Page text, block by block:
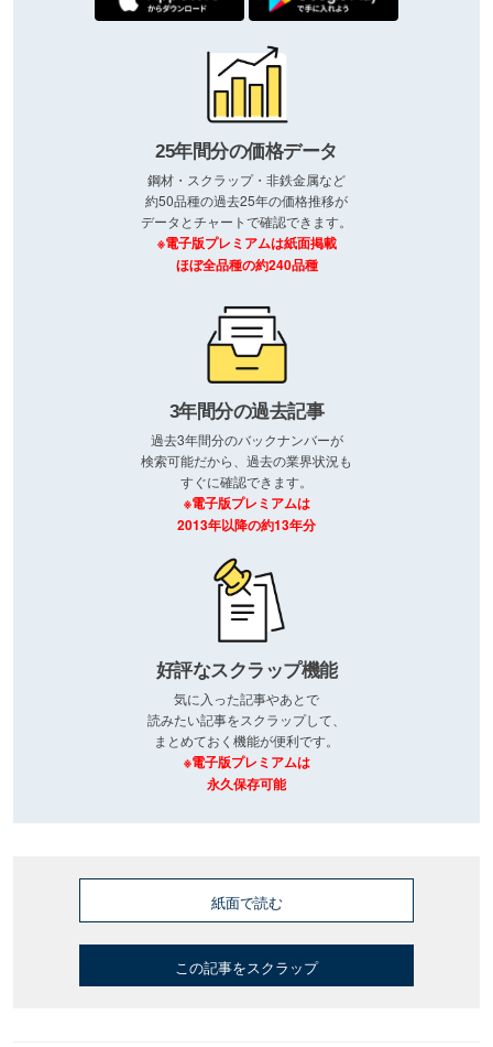
25年間分の価格データ
鋼材・スクラップ・非鉄金属など
約50品種の過去25年の価格推移が
データとチャートで確認できます。
※電子版プレミアムは紙面掲載
ほぼ全品種の約240品種
3年間分の過去記事
過去3年間分のバックナンバーが
検索可能だから、過去の業界状況も
すぐに確認できます。
※電子版プレミアムは
2013年以降の約13年分
好評なスクラップ機能
気に入った記事やあとで
読みたい記事をスクラップして、
まとめておく機能が便利です。
※電子版プレミアムは
永久保存可能
紙面で読む
この記事をスクラップ